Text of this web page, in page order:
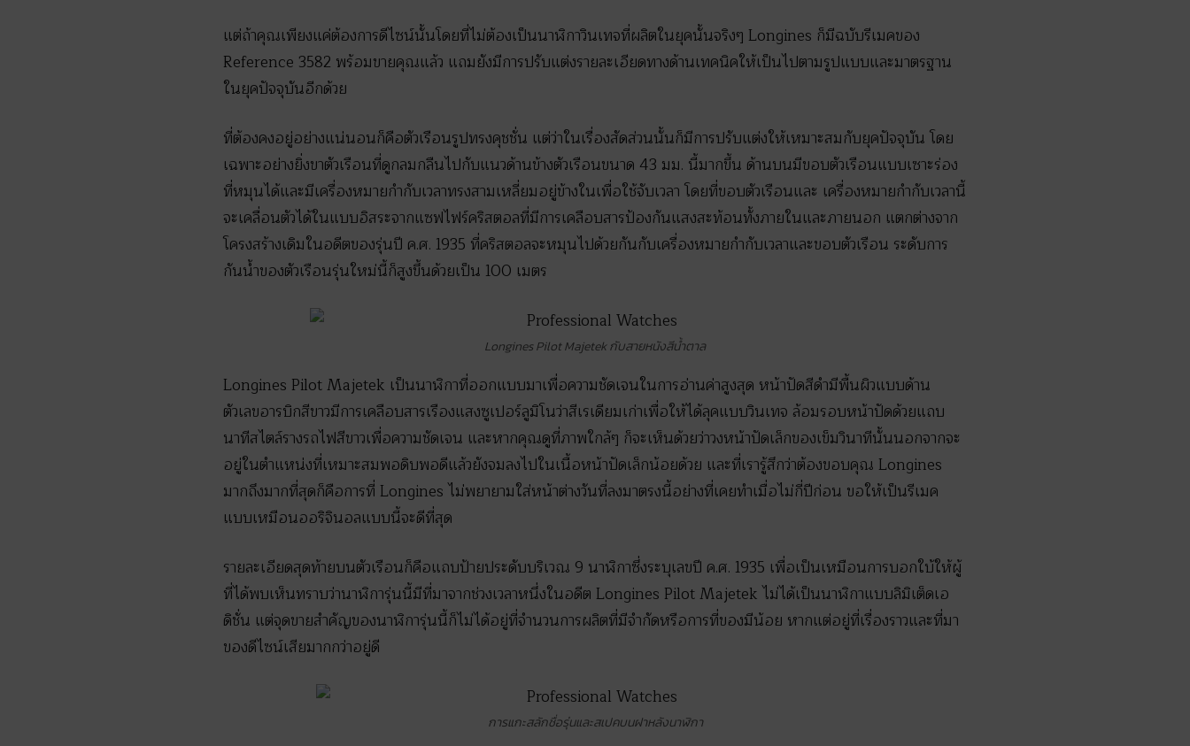
แต่ถ้าคุณเพียงแค่ต้องการดีไซน์นั้นโดยที่ไม่ต้องเป็นนาฬิกาวินเทจที่ผลิตในยุคนั้นจริงๆ Longines ก็มีฉบับรีเมคของ
Reference 3582 พร้อมขายคุณแล้ว แถมยังมีการปรับแต่งรายละเอียดทางด้านเทคนิคให้เป็นไปตามรูปแบบและมาตรฐาน
ในยุคปัจจุบันอีกด้วย
ที่ต้องคงอยู่อย่างแน่นอนก็คือตัวเรือนรูปทรงคุชชั่น แต่ว่าในเรื่องสัดส่วนนั้นก็มีการปรับแต่งให้เหมาะสมกับยุคปัจจุบัน โดย
เฉพาะอย่างยิ่งขาตัวเรือนที่ดูกลมกลืนไปกับแนวด้านข้างตัวเรือนขนาด 43 มม. นี้มากขึ้น ด้านบนมีขอบตัวเรือนแบบเซาะร่อง
ที่หมุนได้และมีเครื่องหมายกำกับเวลาทรงสามเหลี่ยมอยู่ข้างในเพื่อใช้จับเวลา โดยที่ขอบตัวเรือนและ เครื่องหมายกำกับเวลานี้
จะเคลื่อนตัวได้ในแบบอิสระจากแซฟไฟร์คริสตอลที่มีการเคลือบสารป้องกันแสงสะท้อนทั้งภายในและภายนอก แตกต่างจาก
โครงสร้างเดิมในอดีตของรุ่นปี ค.ศ. 1935 ที่คริสตอลจะหมุนไปด้วยกันกับเครื่องหมายกำกับเวลาและขอบตัวเรือน ระดับการ
กันน้ำของตัวเรือนรุ่นใหม่นี้ก็สูงขึ้นด้วยเป็น 100 เมตร
Longines Pilot Majetek กับสายหนังสีน้ำตาล
Longines Pilot Majetek เป็นนาฬิกาที่ออกแบบมาเพื่อความชัดเจนในการอ่านค่าสูงสุด หน้าปัดสีดำมีพื้นผิวแบบด้าน
ตัวเลขอารบิกสีขาวมีการเคลือบสารเรืองแสงซูเปอร์ลูมิโนว่าสีเรเดียมเก่าเพื่อให้ได้ลุคแบบวินเทจ ล้อมรอบหน้าปัดด้วยแถบ
นาทีสไตล์รางรถไฟสีขาวเพื่อความชัดเจน และหากคุณดูที่ภาพใกล้ๆ ก็จะเห็นด้วยว่าวงหน้าปัดเล็กของเข็มวินาทีนั้นนอกจากจะ
อยู่ในตำแหน่งที่เหมาะสมพอดิบพอดีแล้วยังจมลงไปในเนื้อหน้าปัดเล็กน้อยด้วย และที่เรารู้สึกว่าต้องขอบคุณ Longines
มากถึงมากที่สุดก็คือการที่ Longines ไม่พยายามใส่หน้าต่างวันที่ลงมาตรงนี้อย่างที่เคยทำเมื่อไม่กี่ปีก่อน ขอให้เป็นรีเมค
แบบเหมือนออริจินอลแบบนี้จะดีที่สุด
รายละเอียดสุดท้ายบนตัวเรือนก็คือแถบป้ายประดับบริเวณ 9 นาฬิกาซึ่งระบุเลขปี ค.ศ. 1935 เพื่อเป็นเหมือนการบอกใบ้ให้ผู้
ที่ได้พบเห็นทราบว่านาฬิการุ่นนี้มีที่มาจากช่วงเวลาหนึ่งในอดีต Longines Pilot Majetek ไม่ได้เป็นนาฬิกาแบบลิมิเต็ดเอ
ดิชั่น แต่จุดขายสำคัญของนาฬิการุ่นนี้ก็ไม่ได้อยู่ที่จำนวนการผลิตที่มีจำกัดหรือการที่ของมีน้อย หากแต่อยู่ที่เรื่องราวและที่มา
ของดีไซน์เสียมากกว่าอยู่ดี
การแกะสลักชื่อรุ่นและสเปคบนฝาหลังนาฬิกา